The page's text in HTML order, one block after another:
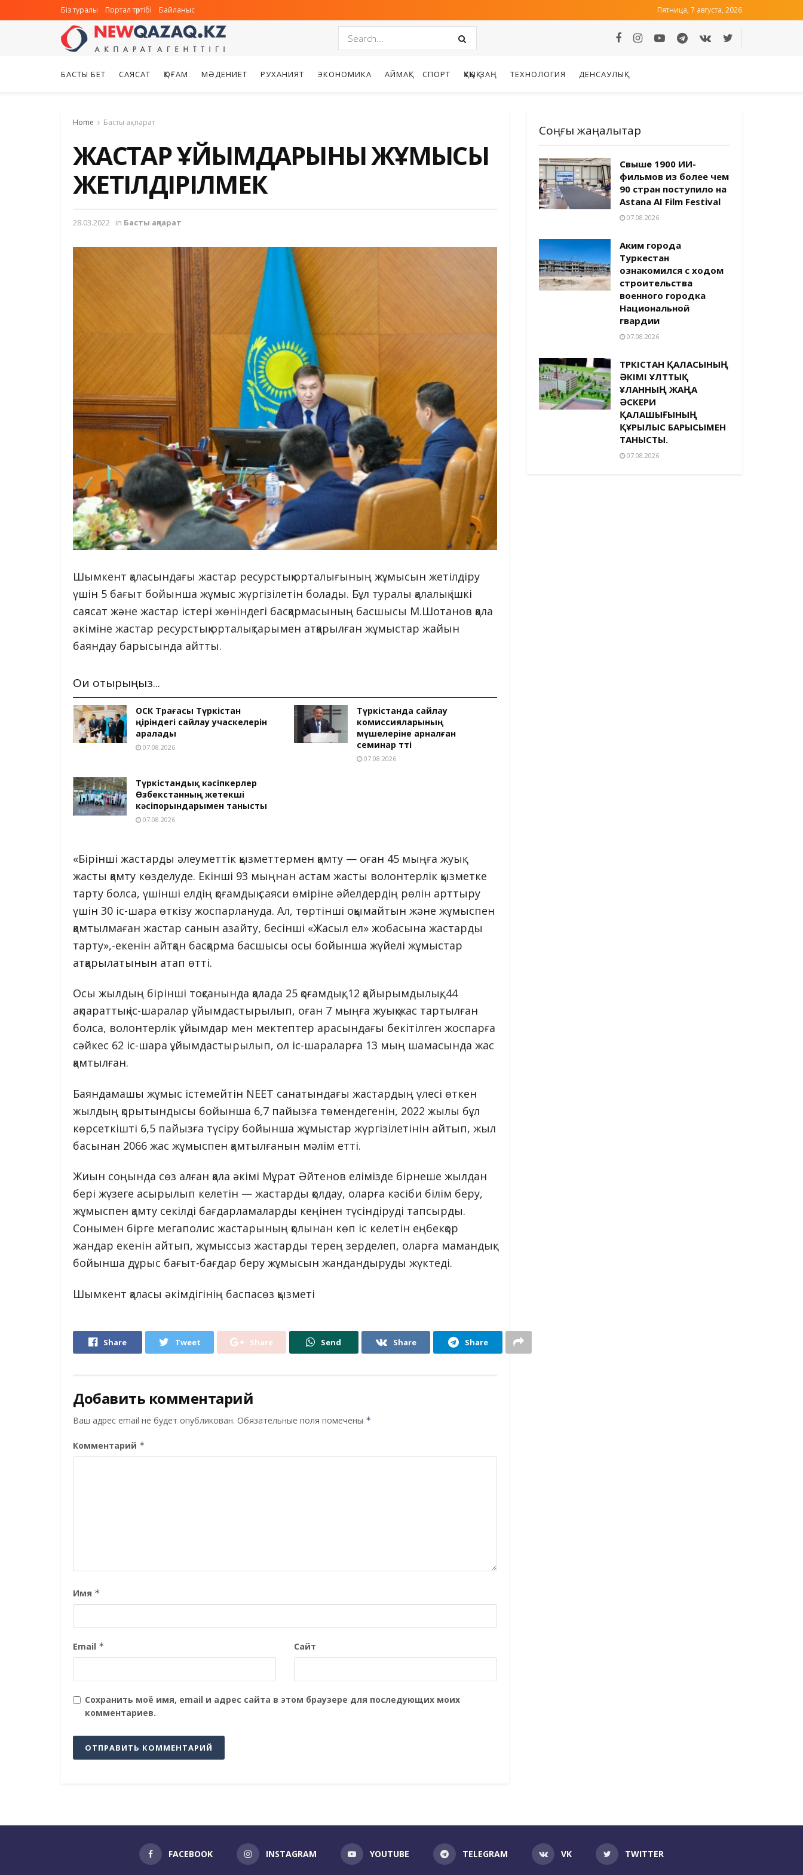
Біз туралы Портал тәртібі Байланыс Пятница, 7 августа, 2026
БАСТЫ БЕТ САЯСАТ ҚОҒАМ МӘДЕНИЕТ РУХАНИЯТ ЭКОНОМИКА АЙМАҚ СПОРТ ҚҰҚЫҚ-ЗАҢ ТЕХНОЛОГИЯ ДЕНСАУЛЫҚ
Home Басты ақпарат
ЖАСТАР ҰЙЫМДАРЫНЫҢ ЖҰМЫСЫ
ЖЕТІЛДІРІЛМЕК
28.03.2022 in Басты ақпарат
Шымкент қаласындағы жастар ресурстық орталығының жұмысын жетілдіру
үшін 5 бағыт бойынша жұмыс жүргізілетін болады. Бұл туралы қалалық ішкі
саясат және жастар істері жөніндегі басқармасының басшысы М.Шотанов қала
әкіміне жастар ресурстық орталықтарымен атқарылған жұмыстар жайын
баяндау барысында айтты.
Оқи отырыңыз...
ОСК Төрағасы Түркістан
өңіріндегі сайлау учаскелерін
аралады
07.08.2026
Түркістанда сайлау
комиссияларының
мүшелеріне арналған
семинар өтті
07.08.2026
Түркістандық кәсіпкерлер
Өзбекстанның жетекші
кәсіпорындарымен танысты
07.08.2026
«Бірінші жастарды әлеуметтік қызметтермен қамту — оған 45 мыңға жуық
жасты қамту көзделуде. Екінші 93 мыңнан астам жасты волонтерлік қызметке
тарту болса, үшінші елдің қоғамдық саяси өміріне әйелдердің рөлін арттыру
үшін 30 іс-шара өткізу жоспарлануда. Ал, төртінші оқымайтын және жұмыспен
қамтылмаған жастар санын азайту, бесінші «Жасыл ел» жобасына жастарды
тарту»,-екенін айтқан басқарма басшысы осы бойынша жүйелі жұмыстар
атқарылатынын атап өтті.
Осы жылдың бірінші тоқсанында қалада 25 қоғамдық, 12 қайырымдылық, 44
ақпараттық іс-шаралар ұйымдастырылып, оған 7 мыңға жуық жас тартылған
болса, волонтерлік ұйымдар мен мектептер арасындағы бекітілген жоспарға
сәйкес 62 іс-шара ұйымдастырылып, ол іс-шараларға 13 мың шамасында жас
қамтылған.
Баяндамашы жұмыс істемейтін NEET санатындағы жастардың үлесі өткен
жылдың қорытындысы бойынша 6,7 пайызға төмендегенін, 2022 жылы бұл
көрсеткішті 6,5 пайызға түсіру бойынша жұмыстар жүргізілетінін айтып, жыл
басынан 2066 жас жұмыспен қамтылғанын мәлім етті.
Жиын соңында сөз алған қала әкімі Мұрат Әйтенов елімізде бірнеше жылдан
бері жүзеге асырылып келетін — жастарды қолдау, оларға кәсіби білім беру,
жұмыспен қамту секілді бағдарламаларды кеңінен түсіндіруді тапсырды.
Сонымен бірге мегаполис жастарының қолынан көп іс келетін еңбекқор
жандар екенін айтып, жұмыссыз жастарды терең зерделеп, оларға мамандық
бойынша дұрыс бағыт-бағдар беру жұмысын жандандыруды жүктеді.
Шымкент қаласы әкімдігінің баспасөз қызметі
Share Tweet Share Send Share Share
Добавить комментарий
Ваш адрес email не будет опубликован. Обязательные поля помечены *
Комментарий *
Имя *
Email * Сайт
Сохранить моё имя, email и адрес сайта в этом браузере для последующих моих
комментариев.
Соңғы жаңалықтар
Свыше 1900 ИИ-
фильмов из более чем
90 стран поступило на
Astana AI Film Festival
07.08.2026
Аким города
Туркестан
ознакомился с ходом
строительства
военного городка
Национальной
гвардии
07.08.2026
ТҮРКІСТАН ҚАЛАСЫНЫҢ
ӘКІМІ ҰЛТТЫҚ
ҰЛАННЫҢ ЖАҢА
ӘСКЕРИ
ҚАЛАШЫҒЫНЫҢ
ҚҰРЫЛЫС БАРЫСЫМЕН
ТАНЫСТЫ.
07.08.2026
FACEBOOK INSTAGRAM YOUTUBE TELEGRAM VK TWITTER